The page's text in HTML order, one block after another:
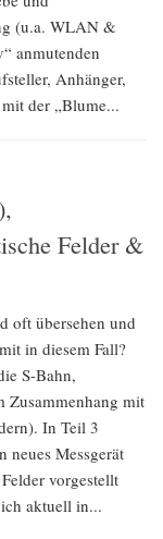
(u.a. WLAN &
anmutenden
Anhänger,
der „Blume...
Felder &
oft übersehen und
in diesem Fall?
S-Bahn,
Zusammenhang mit
In Teil 3
neues Messgerät
vorgestellt
aktuell in...